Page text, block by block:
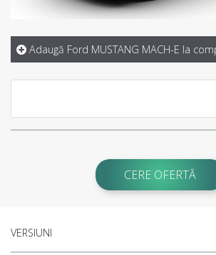
Adaugă Ford MUSTANG MACH-E la
CERE OFERTĂ
VERSIUNI